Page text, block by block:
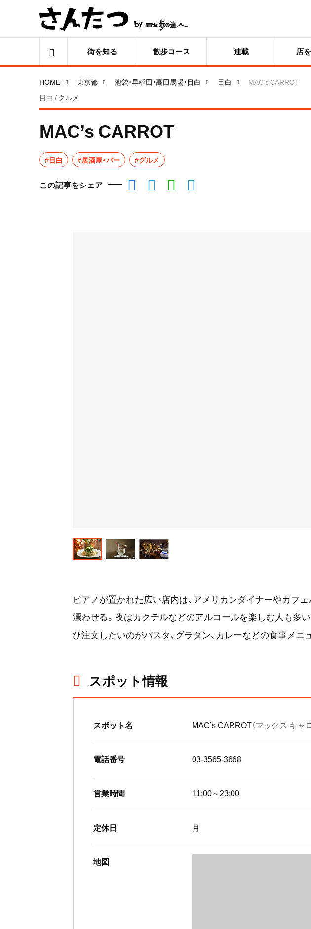
街を知る 散歩コース 連載 店
HOME 東京都 池袋・早稲田・高田馬場・目白 目白
MAC’s CARROT
目白 / グルメ
MAC’s CARROT
#目白 #居酒屋・バー #グルメ
この記事をシェア
ピアノが置かれた広い店内は、アメリカンダイナーやカフ
漂わせる。夜はカクテルなどのアルコールを楽しむ人も多
ひ注文したいのがパスタ、グラタン、カレーなどの食事メニ
スポット情報
スポット名 MAC’s CARROT（マックス キャ
電話番号 03-3565-3668
営業時間 11:00～23:00
定休日 月
地図